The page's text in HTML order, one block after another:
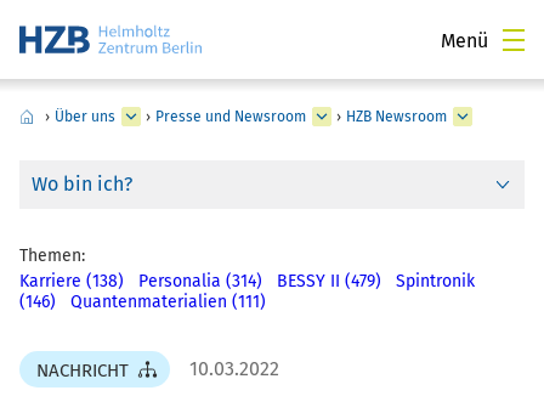
Menü
› Über uns › Presse und Newsroom › HZB Newsroom
Wo bin ich?
Themen:
Karriere (138)
Personalia (314) BESSY II (479)
Spintronik
(146)
Quantenmaterialien (111)
NACHRICHT 10.03.2022